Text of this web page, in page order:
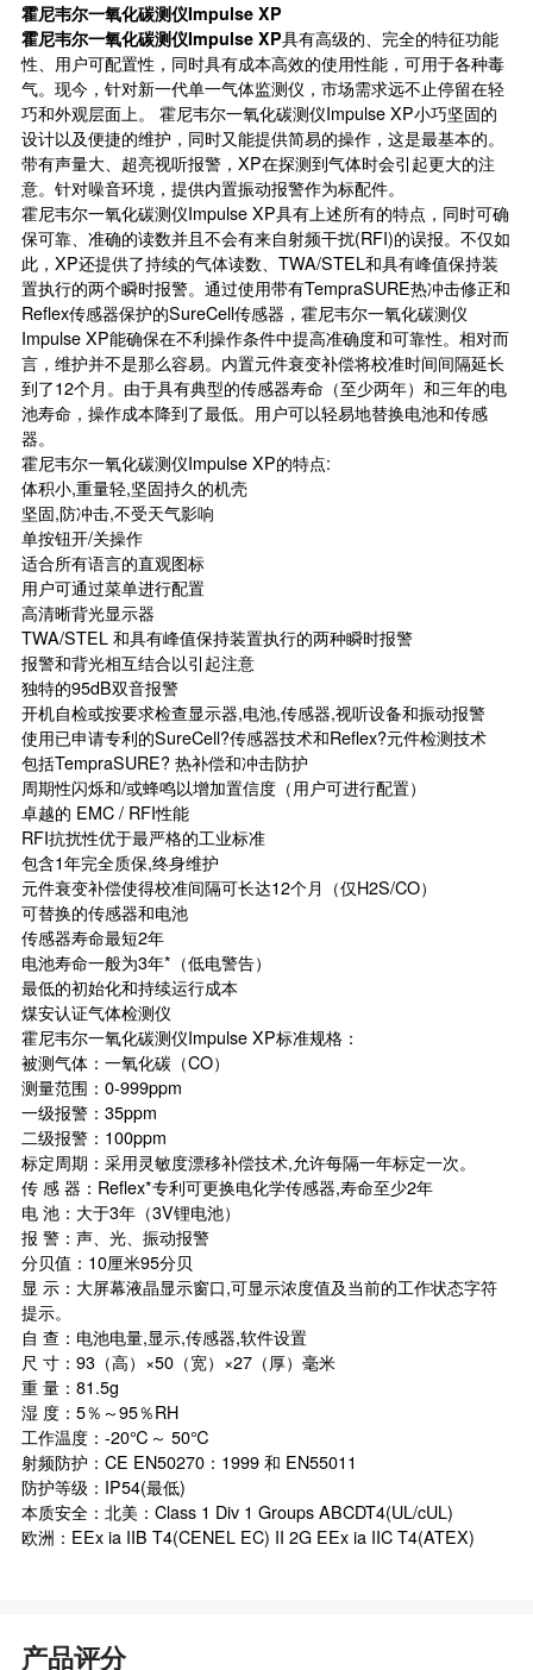
霍尼韦尔一氧化碳测仪Impulse XP
霍尼韦尔一氧化碳测仪Impulse XP具有高级的、完全的特征功能
性、用户可配置性，同时具有成本高效的使用性能，可用于各种毒
气。现今，针对新一代单一气体监测仪，市场需求远不止停留在轻
巧和外观层面上。 霍尼韦尔一氧化碳测仪Impulse XP小巧坚固的
设计以及便捷的维护，同时又能提供简易的操作，这是最基本的。
带有声量大、超亮视听报警，XP在探测到气体时会引起更大的注
意。针对噪音环境，提供内置振动报警作为标配件。
霍尼韦尔一氧化碳测仪Impulse XP具有上述所有的特点，同时可确
保可靠、准确的读数并且不会有来自射频干扰(RFI)的误报。不仅如
此，XP还提供了持续的气体读数、TWA/STEL和具有峰值保持装
置执行的两个瞬时报警。通过使用带有TempraSURE热冲击修正和
Reflex传感器保护的SureCell传感器，霍尼韦尔一氧化碳测仪
Impulse XP能确保在不利操作条件中提高准确度和可靠性。相对而
言，维护并不是那么容易。内置元件衰变补偿将校准时间间隔延长
到了12个月。由于具有典型的传感器寿命（至少两年）和三年的电
池寿命，操作成本降到了最低。用户可以轻易地替换电池和传感
器。
霍尼韦尔一氧化碳测仪Impulse XP的特点:
体积小,重量轻,坚固持久的机壳
坚固,防冲击,不受天气影响
单按钮开/关操作
适合所有语言的直观图标
用户可通过菜单进行配置
高清晰背光显示器
TWA/STEL 和具有峰值保持装置执行的两种瞬时报警
报警和背光相互结合以引起注意
独特的95dB双音报警
开机自检或按要求检查显示器,电池,传感器,视听设备和振动报警
使用已申请专利的SureCell?传感器技术和Reflex?元件检测技术
包括TempraSURE? 热补偿和冲击防护
周期性闪烁和/或蜂鸣以增加置信度（用户可进行配置）
卓越的 EMC / RFI性能
RFI抗扰性优于最严格的工业标准
包含1年完全质保,终身维护
元件衰变补偿使得校准间隔可长达12个月（仅H2S/CO）
可替换的传感器和电池
传感器寿命最短2年
电池寿命一般为3年*（低电警告）
最低的初始化和持续运行成本
煤安认证气体检测仪
霍尼韦尔一氧化碳测仪Impulse XP标准规格：
被测气体：一氧化碳（CO）
测量范围：0-999ppm
一级报警：35ppm
二级报警：100ppm
标定周期：采用灵敏度漂移补偿技术,允许每隔一年标定一次。
传 感 器：Reflex*专利可更换电化学传感器,寿命至少2年
电 池：大于3年（3V锂电池）
报 警：声、光、振动报警
分贝值：10厘米95分贝
显 示：大屏幕液晶显示窗口,可显示浓度值及当前的工作状态字符
提示。
自 查：电池电量,显示,传感器,软件设置
尺 寸：93（高）×50（宽）×27（厚）毫米
重 量：81.5g
湿 度：5％～95％RH
工作温度：-20℃～ 50℃
射频防护：CE EN50270：1999 和 EN55011
防护等级：IP54(最低)
本质安全：北美：Class 1 Div 1 Groups ABCDT4(UL/cUL)
欧洲：EEx ia IIB T4(CENEL EC) II 2G EEx ia IIC T4(ATEX)
产品评分